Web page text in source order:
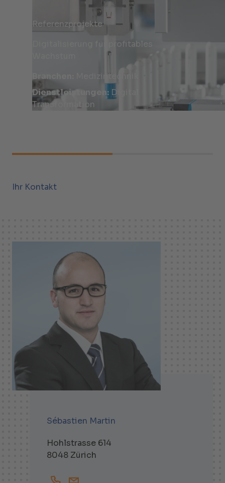
Referenzprojekte
Digitalisierung für profitables
Branchen:
Medizintechnik
Dienstleistungen: Digital
Transformation
Ihr Kontakt
Sébastien Martin
Hohlstrasse 614
8048 Zürich